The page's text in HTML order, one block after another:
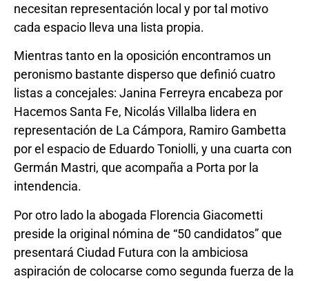
necesitan representación local y por tal motivo
cada espacio lleva una lista propia.
Mientras tanto en la oposición encontramos un
peronismo bastante disperso que definió cuatro
listas a concejales: Janina Ferreyra encabeza por
Hacemos Santa Fe, Nicolás Villalba lidera en
representación de La Cámpora, Ramiro Gambetta
por el espacio de Eduardo Toniolli, y una cuarta con
Germán Mastri, que acompaña a Porta por la
intendencia.
Por otro lado la abogada Florencia Giacometti
preside la original nómina de “50 candidatos” que
presentará Ciudad Futura con la ambiciosa
aspiración de colocarse como segunda fuerza de la